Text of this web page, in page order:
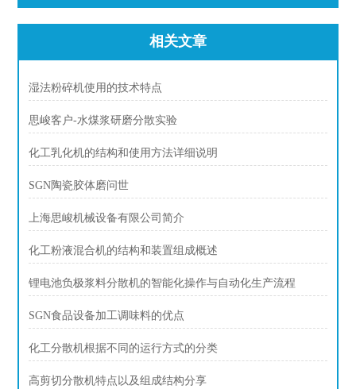
相关文章
湿法粉碎机使用的技术特点
思峻客户-水煤浆研磨分散实验
化工乳化机的结构和使用方法详细说明
SGN陶瓷胶体磨问世
上海思峻机械设备有限公司简介
化工粉液混合机的结构和装置组成概述
锂电池负极浆料分散机的智能化操作与自动化生产流程
SGN食品设备加工调味料的优点
化工分散机根据不同的运行方式的分类
高剪切分散机特点以及组成结构分享